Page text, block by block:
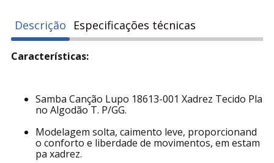
Descrição Especificações técnicas
Características:
Samba Canção Lupo 18613-001 Xadrez Tecido Pla
no Algodão T. P/GG.
Modelagem solta, caimento leve, proporcionand
o conforto e liberdade de movimentos, em estam
pa xadrez.